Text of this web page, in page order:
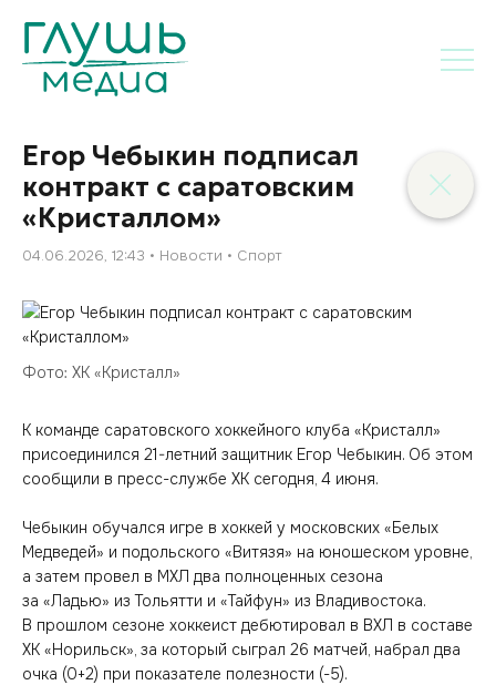
Егор Чебыкин подписал
контракт с саратовским
«Кристаллом»
04.06.2026, 12:43 Новости Спорт
Фото: ХК «Кристалл»
К команде саратовского хоккейного клуба «Кристалл»
присоединился 21-летний защитник Егор Чебыкин. Об этом
сообщили в пресс-службе ХК сегодня, 4 июня.
Чебыкин обучался игре в хоккей у московских «Белых
Медведей» и подольского «Витязя» на юношеском уровне,
а затем провел в МХЛ два полноценных сезона
за «Ладью» из Тольятти и «Тайфун» из Владивостока.
В прошлом сезоне хоккеист дебютировал в ВХЛ в составе
ХК «Норильск», за который сыграл 26 матчей, набрал два
очка (0+2) при показателе полезности (-5).